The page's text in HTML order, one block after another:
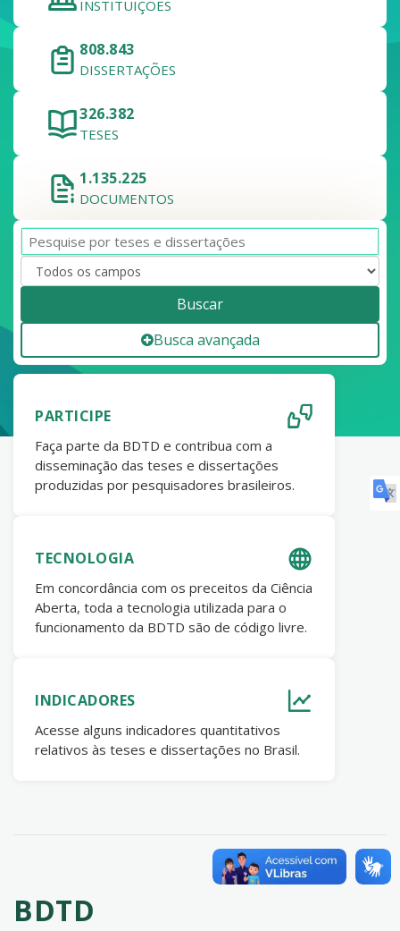
INSTITUIÇÕES
808.843
DISSERTAÇÕES
326.382
TESES
1.135.225
DOCUMENTOS
Buscar
Busca avançada
PARTICIPE
Faça parte da BDTD e contribua com a
disseminação das teses e dissertações
produzidas por pesquisadores brasileiros.
TECNOLOGIA
Em concordância com os preceitos da Ciência
Aberta, toda a tecnologia utilizada para o
funcionamento da BDTD são de código livre.
INDICADORES
Acesse alguns indicadores quantitativos
relativos às teses e dissertações no Brasil.
BDTD